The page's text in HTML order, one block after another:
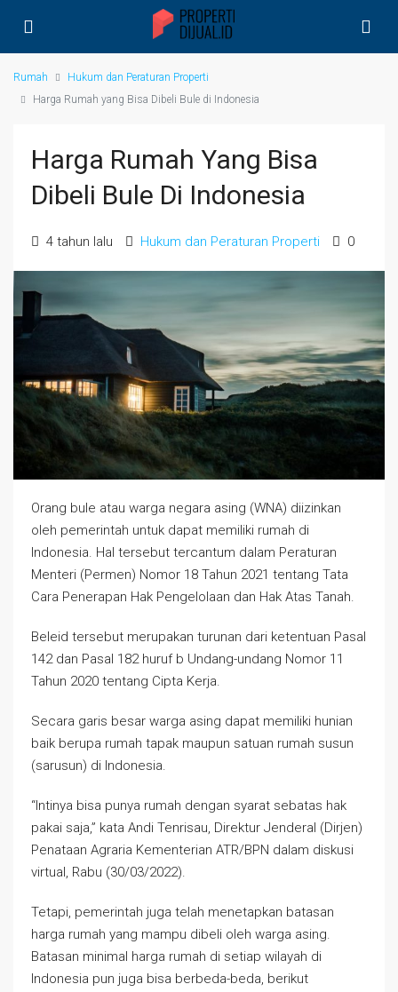
Rumah
Hukum dan Peraturan Properti
Harga Rumah yang Bisa Dibeli Bule di Indonesia
Harga Rumah Yang Bisa
Dibeli Bule Di Indonesia
4 tahun lalu Hukum dan Peraturan Properti 0
Orang bule atau warga negara asing (WNA) diizinkan
oleh pemerintah untuk dapat memiliki rumah di
Indonesia. Hal tersebut tercantum dalam Peraturan
Menteri (Permen) Nomor 18 Tahun 2021 tentang Tata
Cara Penerapan Hak Pengelolaan dan Hak Atas Tanah.
Beleid tersebut merupakan turunan dari ketentuan Pasal
142 dan Pasal 182 huruf b Undang-undang Nomor 11
Tahun 2020 tentang Cipta Kerja.
Secara garis besar warga asing dapat memiliki hunian
baik berupa rumah tapak maupun satuan rumah susun
(sarusun) di Indonesia.
“Intinya bisa punya rumah dengan syarat sebatas hak
pakai saja,” kata Andi Tenrisau, Direktur Jenderal (Dirjen)
Penataan Agraria Kementerian ATR/BPN dalam diskusi
virtual, Rabu (30/03/2022).
Tetapi, pemerintah juga telah menetapkan batasan
harga rumah yang mampu dibeli oleh warga asing.
Batasan minimal harga rumah di setiap wilayah di
Indonesia pun juga bisa berbeda-beda, berikut